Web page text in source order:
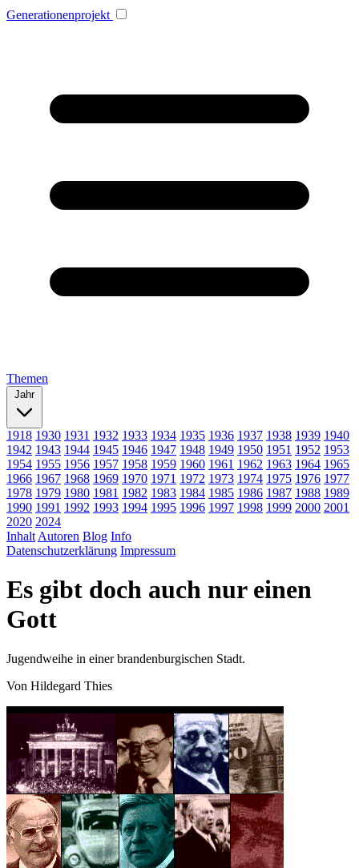
Generationenprojekt
Themen
Jahr
1918 1930 1931 1932 1933 1934 1935 1936 1937 1938 1939 1940
1942 1943 1944 1945 1946 1947 1948 1949 1950 1951 1952 1953
1954 1955 1956 1957 1958 1959 1960 1961 1962 1963 1964 1965
1966 1967 1968 1969 1970 1971 1972 1973 1974 1975 1976 1977
1978 1979 1980 1981 1982 1983 1984 1985 1986 1987 1988 1989
1990 1991 1992 1993 1994 1995 1996 1997 1998 1999 2000 2001
2020 2024
Inhalt Autoren Blog Info
Datenschutzerklärung Impressum
Es gibt doch auch nur einen
Gott
Jugendweihe in einer brandenburgischen Stadt.
Von Hildegard Thies